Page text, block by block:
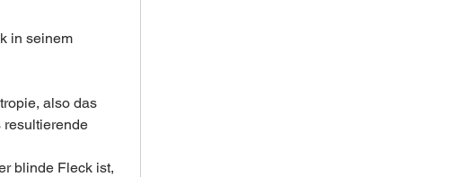
in seinem
also das
resultierende
blinde Fleck ist,